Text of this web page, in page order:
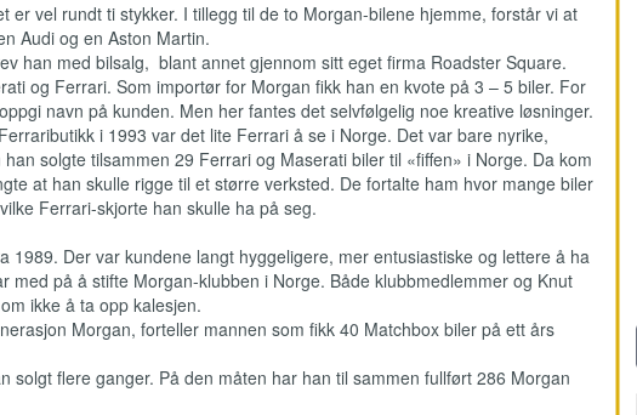
vel rundt ti stykker. I tillegg til de to Morgan-bilene hjemme, forstår vi at
Audi og en Aston Martin.
han med bilsalg, blant annet gjennom sitt eget firma Roadster Square.
og Ferrari. Som importør for Morgan fikk han en kvote på 3 – 5 biler. For
navn på kunden. Men her fantes det selvfølgelig noe kreative løsninger.
i 1993 var det lite Ferrari å se i Norge. Det var bare nyrike,
solgte tilsammen 29 Ferrari og Maserati biler til «fiffen» i Norge. Da kom
at han skulle rigge til et større verksted. De fortalte ham hvor mange biler
Ferrari-skjorte han skulle ha på seg.
Der var kundene langt hyggeligere, mer entusiastiske og lettere å ha
på å stifte Morgan-klubben i Norge. Både klubbmedlemmer og Knut
ikke å ta opp kalesjen.
Morgan, forteller mannen som fikk 40 Matchbox biler på ett års
flere ganger. På den måten har han til sammen fullført 286 Morgan